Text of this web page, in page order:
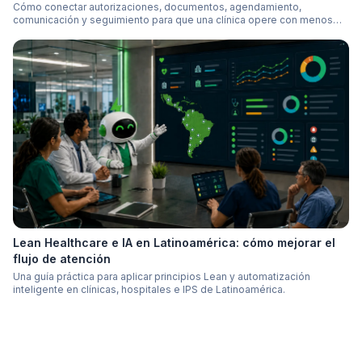
Cómo conectar autorizaciones, documentos, agendamiento,
comunicación y seguimiento para que una clínica opere con menos
Lean Healthcare e IA en Latinoamérica: cómo mejorar el
flujo de atención
Una guía práctica para aplicar principios Lean y automatización
inteligente en clínicas, hospitales e IPS de Latinoamérica.